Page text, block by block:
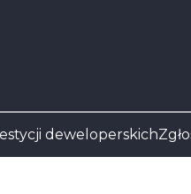
deweloperskich